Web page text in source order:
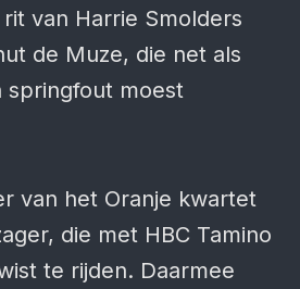
van Harrie Smolders
de Muze, die net als
springfout moest
van het Oranje kwartet
die met HBC Tamino
te rijden. Daarmee